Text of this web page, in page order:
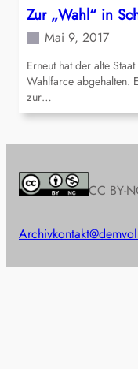
Zur „Wahl“ in
Mai 9, 2017
Erneut hat der alte
Wahlfarce abgehalten.
zur…
CC BY-
Archiv